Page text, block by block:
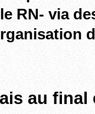
RN- via
au final